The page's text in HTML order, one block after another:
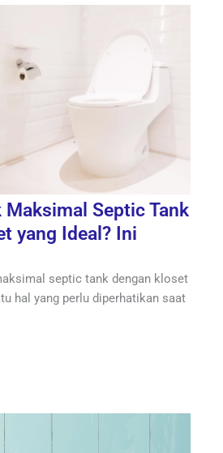
Maksimal Septic Tank
yang Ideal? Ini
septic tank dengan kloset
hal yang perlu diperhatikan saat